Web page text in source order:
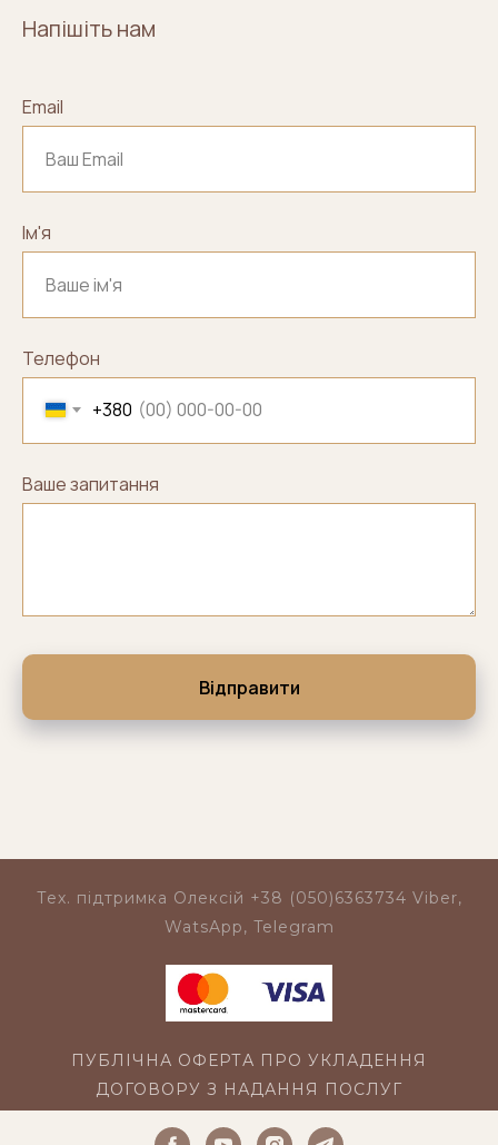
Напішіть нам
Email
Ім'я
Телефон
+380
Ваше запитання
Відправити
Тех. підтримка Олексій +38 (050)6363734 Viber,
WatsApp, Telegram
ПУБЛІЧНА ОФЕРТА ПРО УКЛАДЕННЯ
ДОГОВОРУ З НАДАННЯ ПОСЛУГ